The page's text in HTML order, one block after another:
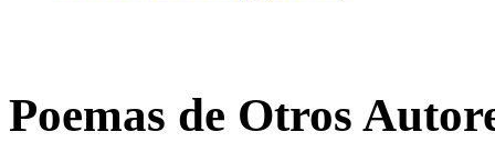
Poemas de Otros